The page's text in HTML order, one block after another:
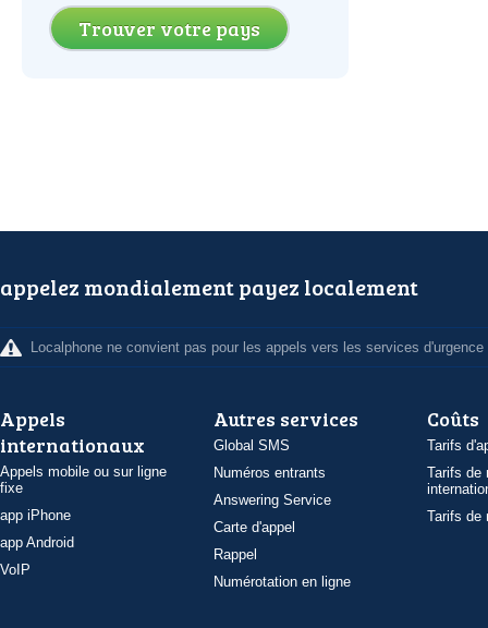
Trouver votre pays
appelez mondialement payez localement
Localphone ne convient pas pour les appels vers les services d'urgence
Appels
internationaux
Appels mobile ou sur ligne
fixe
app iPhone
app Android
VoIP
Autres services
Global SMS
Numéros entrants
Answering Service
Carte d'appel
Rappel
Numérotation en ligne
Coûts
Tarifs
Tarifs de
Tarifs de